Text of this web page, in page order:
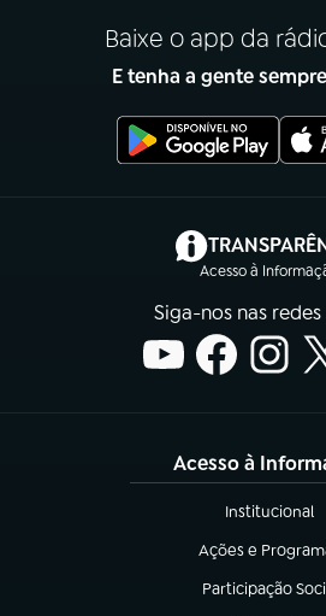
Baixe o app da
E tenha a gente
Acesso à
(abre
Siga-nos nas
Acesso à
Institucional
(abre em nova
Ações e
(abre em nova
Participação
(abre em nova